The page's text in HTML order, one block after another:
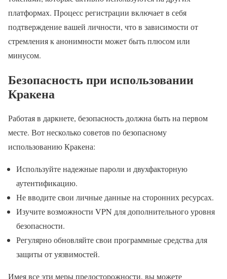
платформах. Процесс регистрации включает в себя
подтверждение вашей личности, что в зависимости от
стремления к анонимности может быть плюсом или
минусом.
Безопасность при использовании
Кракена
Работая в даркнете, безопасность должна быть на первом
месте. Вот несколько советов по безопасному
использованию Кракена:
Используйте надежные пароли и двухфакторную
аутентификацию.
Не вводите свои личные данные на сторонних ресурсах.
Изучите возможности VPN для дополнительного уровня
безопасности.
Регулярно обновляйте свои программные средства для
защиты от уязвимостей.
Имея все эти меры предосторожности, вы можете